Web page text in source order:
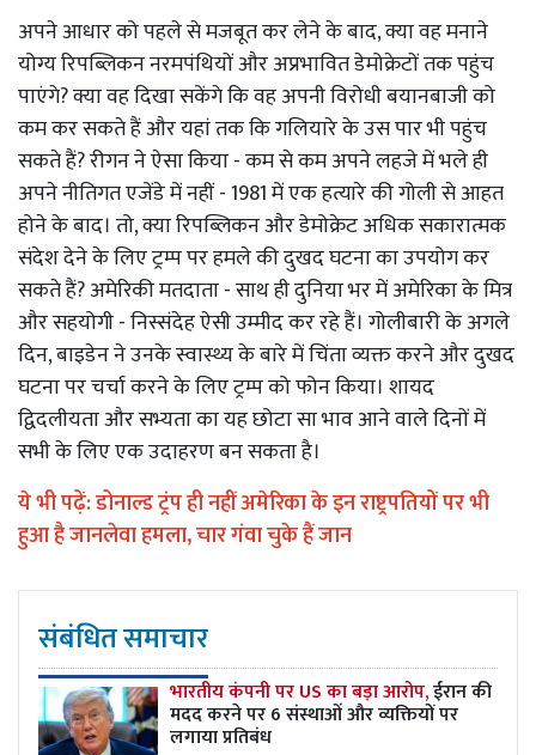
अपने आधार को पहले से मजबूत कर लेने के बाद, क्या वह मनाने
योग्य रिपब्लिकन नरमपंथियों और अप्रभावित डेमोक्रेटों तक पहुंच
पाएंगे? क्या वह दिखा सकेंगे कि वह अपनी विरोधी बयानबाजी को
कम कर सकते हैं और यहां तक ​​कि गलियारे के उस पार भी पहुंच
सकते हैं? रीगन ने ऐसा किया - कम से कम अपने लहजे में भले ही
अपने नीतिगत एजेंडे में नहीं - 1981 में एक हत्यारे की गोली से आहत
होने के बाद। तो, क्या रिपब्लिकन और डेमोक्रेट अधिक सकारात्मक
संदेश देने के लिए ट्रम्प पर हमले की दुखद घटना का उपयोग कर
सकते हैं? अमेरिकी मतदाता - साथ ही दुनिया भर में अमेरिका के मित्र
और सहयोगी - निस्संदेह ऐसी उम्मीद कर रहे हैं। गोलीबारी के अगले
दिन, बाइडेन ने उनके स्वास्थ्य के बारे में चिंता व्यक्त करने और दुखद
घटना पर चर्चा करने के लिए ट्रम्प को फोन किया। शायद
द्विदलीयता और सभ्यता का यह छोटा सा भाव आने वाले दिनों में
सभी के लिए एक उदाहरण बन सकता है।
ये भी पढ़ें:डोनाल्ड ट्रंप ही नहीं अमेरिका के इन राष्ट्रपतियों पर भी
हुआ है जानलेवा हमला, चार गंवा चुके हैं जान
संबंधित समाचार
भारतीय कंपनी पर US का बड़ा आरोप,ईरान की
मदद करने पर 6 संस्थाओं और व्यक्तियों पर
लगाया प्रतिबंध